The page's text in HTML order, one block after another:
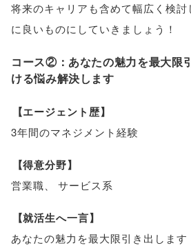
将来のキャリアも含めて幅広く検討
に良いものにしていきましょう！
コース②：あなたの魅力を最大限
ける悩み解決します
【エージェント歴】
3年間のマネジメント経験
【得意分野】
営業職 サービス系
【就活生へ一言】
あなたの魅力を最大限引き出しま